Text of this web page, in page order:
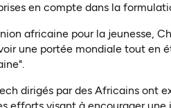
en compte dans la
africaine pour la jeunesse,
une portée mondiale tout en
dirigés par des Africains ont